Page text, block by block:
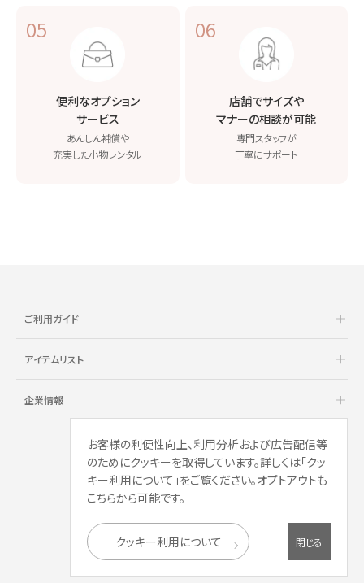
05
便利なオプション
サービス
あんしん補償や
充実した小物レンタル
06
店舗でサイズや
マナーの相談が可能
専門スタッフが
丁寧にサポート
ご利用ガイド
アイテムリスト
企業情報
Copyright © AOYAMA TRADING Co.,Ltd.
お客様の利便性向上、利用分析および広告配信等
のためにクッキーを取得しています。詳しくは「クッ
キー利用について」をご覧ください。オプトアウトも
こちらから可能です。
クッキー利用について 閉じる